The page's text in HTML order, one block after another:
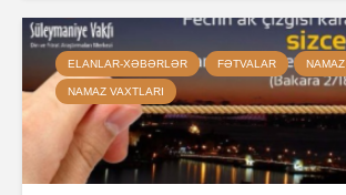
ELANLAR-XƏBƏRLƏR FƏTVALAR NAMAZ
NAMAZ VAXTLARI